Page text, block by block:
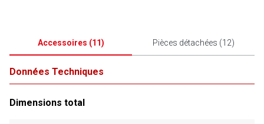
Accessoires (11) Pièces détachées (12)
Données Techniques
Dimensions total